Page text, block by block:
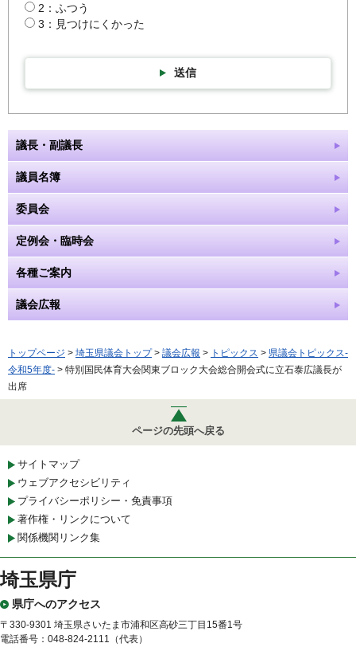
2：ふつう
3：見つけにくかった
送信
議長・副議長
議員名簿
委員会
定例会・臨時会
各種ご案内
議会広報
トップページ > 埼玉県議会トップ> 議会広報 > トピックス > 県議会トピックス-
令和5年度- > 特別国民体育大会関東ブロック大会総合開会式に立石泰広議長が
出席
ページの先頭へ戻る
サイトマップ
ウェブアクセシビリティ
プライバシーポリシー・免責事項
著作権・リンクについて
関係機関リンク集
埼玉県庁
県庁へのアクセス
〒330-9301 埼玉県さいたま市浦和区高砂三丁目15番1号
電話番号：048-824-2111（代表）